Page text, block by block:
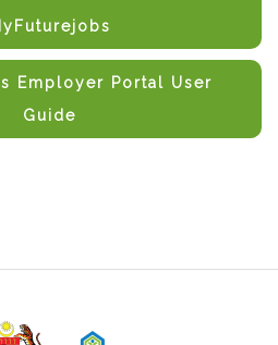
Employer Portal User
Guide